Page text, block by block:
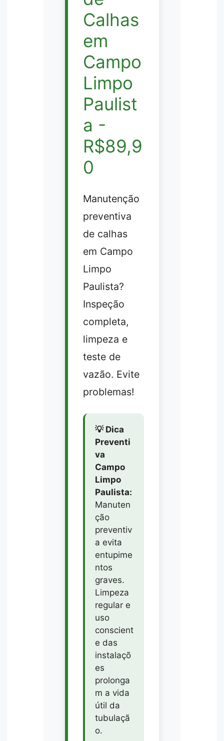
Calhas
em
Campo
Limpo
Paulist
a -
R$89,9
0
Manutenção
preventiva
de calhas
em Campo
Limpo
Paulista?
Inspeção
completa,
limpeza e
teste de
vazão. Evite
problemas!
💡 Dica
Preventi
va
Campo
Limpo
Paulista:
Manuten
ção
preventiv
a evita
entupime
ntos
graves.
Limpeza
regular e
uso
conscient
e das
instalaçõ
es
prolonga
m a vida
útil da
tubulaçã
o.